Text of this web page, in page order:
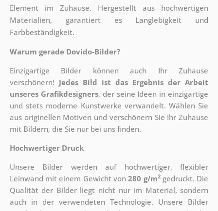
Element im Zuhause. Hergestellt aus hochwertigen
Materialien, garantiert es Langlebigkeit und
Farbbeständigkeit.
Warum gerade Dovido-Bilder?
Einzigartige Bilder können auch Ihr Zuhause
verschönern! Jedes Bild ist das Ergebnis der Arbeit
unseres Grafikdesigners, der seine Ideen in einzigartige
und stets moderne Kunstwerke verwandelt. Wählen Sie
aus originellen Motiven und verschönern Sie Ihr Zuhause
mit Bildern, die Sie nur bei uns finden.
Hochwertiger Druck
Unsere Bilder werden auf hochwertiger, flexibler
Leinwand mit einem Gewicht von280 g/m2gedruckt. Die
Qualität der Bilder liegt nicht nur im Material, sondern
auch in der verwendeten Technologie. Unsere Bilder